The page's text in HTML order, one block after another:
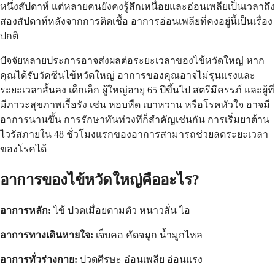
หนึ่งสัปดาห์ แต่หลายคนยังคงรู้สึกเหนื่อยและอ่อนเพลียเป็นเวลาถึง
สองสัปดาห์หลังจากการติดเชื้อ อาการอ่อนเพลียที่คงอยู่นี้เป็นเรื่อง
ปกติ
ปัจจัยหลายประการอาจส่งผลต่อระยะเวลาของไข้หวัดใหญ่ หาก
คุณได้รับวัคซีนไข้หวัดใหญ่ อาการของคุณอาจไม่รุนแรงและ
ระยะเวลาสั้นลง เด็กเล็ก ผู้ใหญ่อายุ 65 ปีขึ้นไป สตรีมีครรภ์ และผู้ที่
มีภาวะสุขภาพเรื้อรัง เช่น หอบหืด เบาหวาน หรือโรคหัวใจ อาจมี
อาการนานขึ้น การรักษาทันท่วงทีก็สำคัญเช่นกัน การเริ่มยาต้าน
ไวรัสภายใน 48 ชั่วโมงแรกของอาการสามารถช่วยลดระยะเวลา
ของโรคได้
อาการของไข้หวัดใหญ่คืออะไร?
อาการหลัก: ไข้ ปวดเมื่อยตามตัว หนาวสั่น ไอ
อาการทางเดินหายใจ: เจ็บคอ คัดจมูก น้ำมูกไหล
อาการทั่วร่างกาย: ปวดศีรษะ อ่อนเพลีย อ่อนแรง